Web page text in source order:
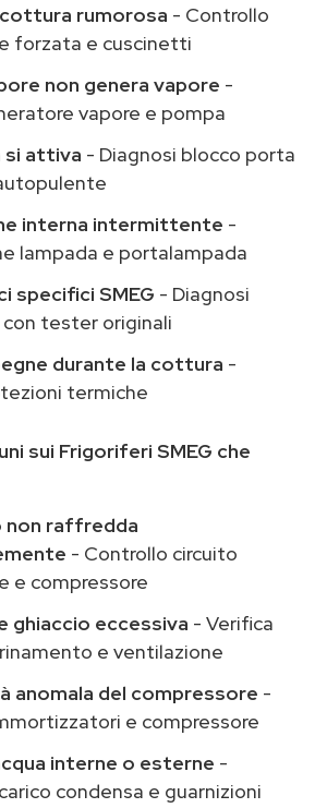
rumorosa - Controllo
forzata e cuscinetti
non genera vapore -
vapore e pompa
si attiva - Diagnosi blocco porta
interna intermittente -
lampada e portalampada
specifici SMEG - Diagnosi
tester originali
durante la cottura -
termiche
sui Frigoriferi SMEG che
non raffredda
- Controllo circuito
e compressore
ghiaccio eccessiva - Verifica
e ventilazione
anomala del compressore -
e compressore
interne o esterne -
condensa e guarnizioni